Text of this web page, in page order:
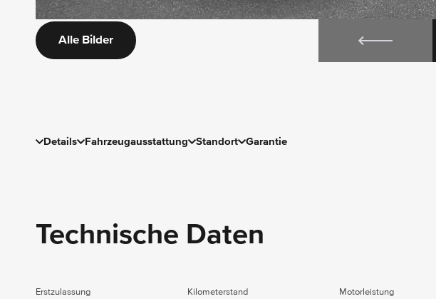
Alle Bilder
Details Fahrzeugausstattung Standort Garantie
Technische Daten
Erstzulassung Kilometerstand Motorleistung